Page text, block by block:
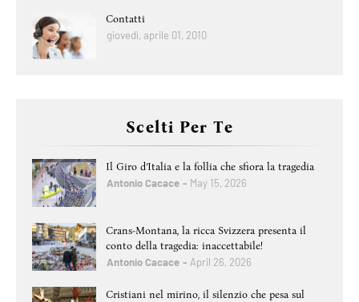
Contatti
giovedì, aprile 01, 2010
Scelti Per Te
Il Giro d’Italia e la follia che sfiora la tragedia
Antonio Cacace May 15, 2026
Crans-Montana, la ricca Svizzera presenta il
conto della tragedia: inaccettabile!
Antonio Cacace April 26, 2026
Cristiani nel mirino, il silenzio che pesa sul